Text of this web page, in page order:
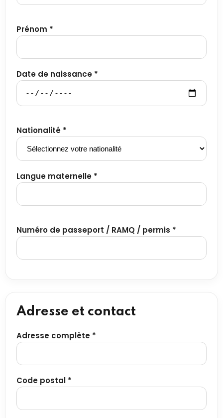
Prénom *
Date de naissance *
Nationalité *
Langue maternelle *
Numéro de passeport / RAMQ / permis *
Adresse et contact
Adresse complète *
Code postal *